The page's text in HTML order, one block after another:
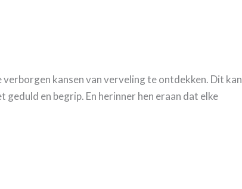
kansen van verveling te ontdekken. Dit kan
en begrip. En herinner hen eraan dat elke